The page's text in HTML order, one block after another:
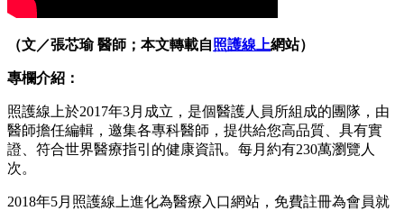
（文／張芯瑜 醫師；本文轉載自照護線上網站）
專欄介紹：
照護線上於2017年3月成立，是個醫護人員所組成的團隊，由
醫師擔任編輯，邀集各專科醫師，提供給您高品質、具有實
證、符合世界醫療指引的健康資訊。每月約有230萬瀏覽人
次。
2018年5月照護線上進化為醫療入口網站，免費註冊為會員就